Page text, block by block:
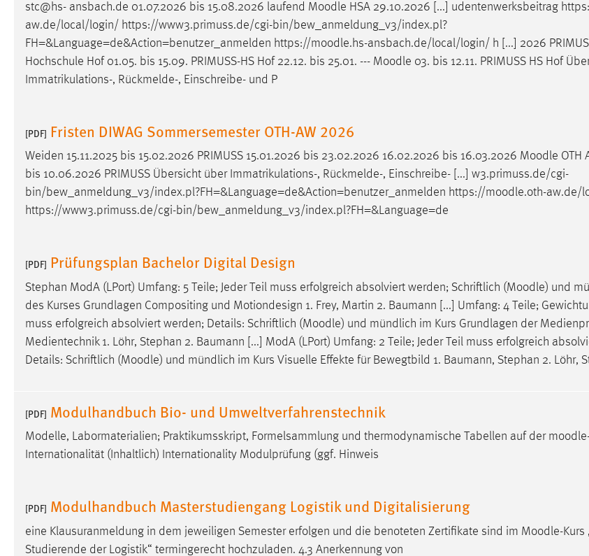
stc@hs- ansbach.de 01.07.2026 bis 15.08.2026 laufend Moodle HSA 29.10.2026 [...] udentenwerksbeitrag
aw.de/local/login/ https://www3.primuss.de/cgi-bin/bew_anmeldung_v3/index.pl?
FH=&Language=de&Action=benutzer_anmelden https://moodle.hs-ansbach.de/local/login/ h [...] 2026
Hochschule Hof 01.05. bis 15.09. PRIMUSS-HS Hof 22.12. bis 25.01. --- Moodle 03. bis 12.11. PRIMUSS HS Hof
Immatrikulations-, Rückmelde-, Einschreibe- und P
[PDF] Fristen DIWAG Sommersemester OTH-AW 2026
Weiden 15.11.2025 bis 15.02.2026 PRIMUSS 15.01.2026 bis 23.02.2026 16.02.2026 bis 16.03.2026 Moodle OTH
bis 10.06.2026 PRIMUSS Übersicht über Immatrikulations-, Rückmelde-, Einschreibe- [...] w3.primuss.de/cgi-
bin/bew_anmeldung_v3/index.pl?FH=&Language=de&Action=benutzer_anmelden https://moodle.oth-aw.de/
https://www3.primuss.de/cgi-bin/bew_anmeldung_v3/index.pl?FH=&Language=de
[PDF] Prüfungsplan Bachelor Digital Design
Stephan ModA (LPort) Umfang: 5 Teile; Jeder Teil muss erfolgreich absolviert werden; Schriftlich (Moodle) und
des Kurses Grundlagen Compositing und Motiondesign 1. Frey, Martin 2. Baumann [...] Umfang: 4 Teile;
muss erfolgreich absolviert werden; Details: Schriftlich (Moodle) und mündlich im Kurs Grundlagen der
Medientechnik 1. Löhr, Stephan 2. Baumann [...] ModA (LPort) Umfang: 2 Teile; Jeder Teil muss erfolgreich
Details: Schriftlich (Moodle) und mündlich im Kurs Visuelle Effekte für Bewegtbild 1. Baumann, Stephan 2. Löhr,
[PDF] Modulhandbuch Bio- und Umweltverfahrenstechnik
Modelle, Labormaterialien; Praktikumsskript, Formelsammlung und thermodynamische Tabellen auf der moodle
Internationalität (Inhaltlich) Internationality Modulprüfung (ggf. Hinweis
[PDF] Modulhandbuch Masterstudiengang Logistik und Digitalisierung
eine Klausuranmeldung in dem jeweiligen Semester erfolgen und die benoteten Zertifikate sind im Moodle-Kurs
Studierende der Logistik“ termingerecht hochzuladen. 4.3 Anerkennung von
Anbieter: Google Ireland Limited
Zweck: Conversion-Tracking
Cookie Laufzeit:
Name:
Anbieter: Facebook
Zweck: Conversion-Tracking
Cookie Laufzeit:
EXTERNE MEDIEN
Um Inhalte von Videoplattformen und Social Media
externen Medien Cookies gesetzt.
YouTube
Vimeo